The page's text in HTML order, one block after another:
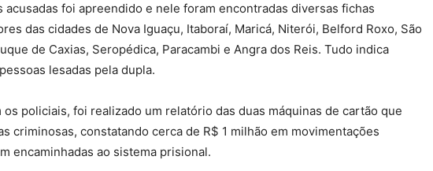
acusadas foi apreendido e nele foram encontradas diversas fichas
das cidades de Nova Iguaçu, Itaboraí, Maricá, Niterói, Belford Roxo, São
de Caxias, Seropédica, Paracambi e Angra dos Reis. Tudo indica
lesadas pela dupla.
os policiais, foi realizado um relatório das duas máquinas de cartão que
criminosas, constatando cerca de R$ 1 milhão em movimentações
encaminhadas ao sistema prisional.